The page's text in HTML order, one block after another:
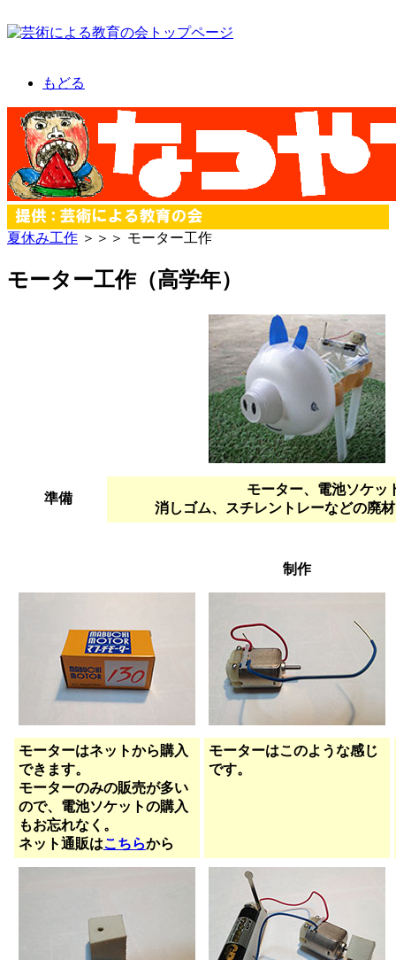
もどる
夏休み工作 ＞＞＞ モーター工作
モーター工作（高学年）
準備
モーター、電池ソケッ
消しゴム、スチレントレーなどの廃
制作
モーターはネットから購入
できます。
モーターのみの販売が多い
ので、電池ソケットの購入
もお忘れなく。
ネット通販はこちらから
モーターはこのような感じ
です。